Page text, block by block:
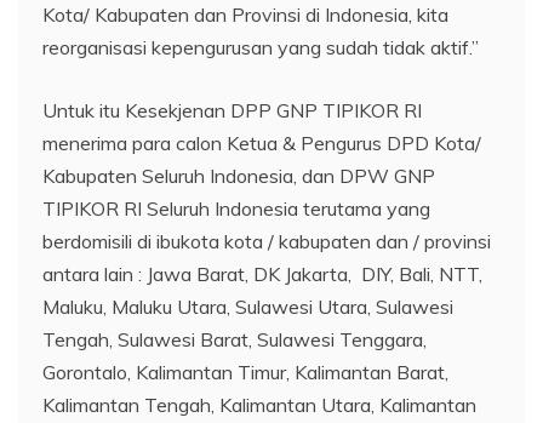
Kota/ Kabupaten dan Provinsi di Indonesia, kita
reorganisasi kepengurusan yang sudah tidak aktif.”
Untuk itu Kesekjenan DPP GNP TIPIKOR RI
menerima para calon Ketua & Pengurus DPD Kota/
Kabupaten Seluruh Indonesia, dan DPW GNP
TIPIKOR RI Seluruh Indonesia terutama yang
berdomisili di ibukota kota / kabupaten dan / provinsi
antara lain : Jawa Barat, DK Jakarta, DIY, Bali, NTT,
Maluku, Maluku Utara, Sulawesi Utara, Sulawesi
Tengah, Sulawesi Barat, Sulawesi Tenggara,
Gorontalo, Kalimantan Timur, Kalimantan Barat,
Kalimantan Tengah, Kalimantan Utara, Kalimantan